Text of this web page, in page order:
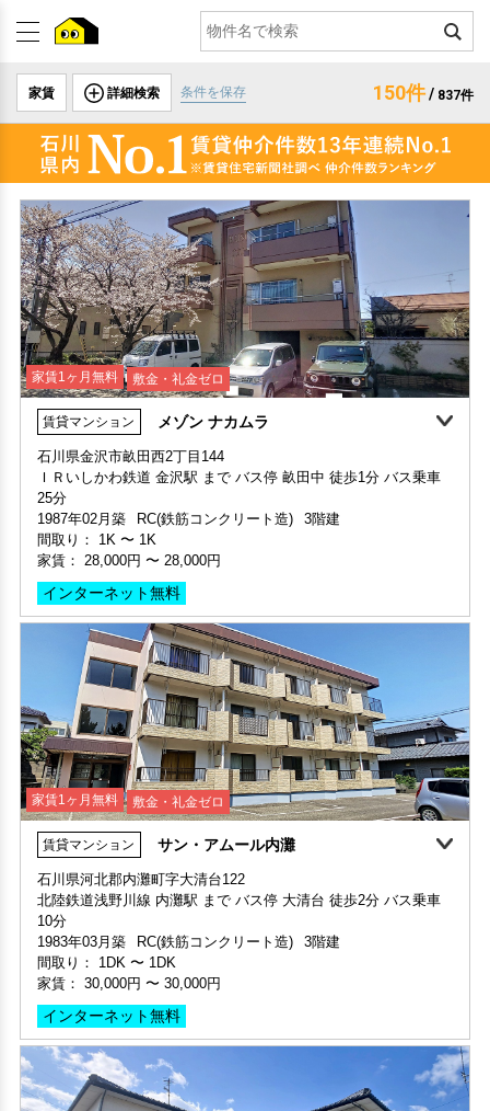
家賃 詳細検索 条件を保存 150件/ 837件
家賃1ヶ月無料 敷金・礼金ゼロ
賃貸マンション メゾン ナカムラ
石川県金沢市畝田西2丁目144
ＩＲいしかわ鉄道 金沢駅 まで バス停 畝田中 徒歩1分 バス乗車
25分
1987年02月築
RC(鉄筋コンクリート造)
3階建
間取り： 1K 〜 1K
家賃： 28,000円 〜 28,000円
インターネット無料
家賃1ヶ月無料 敷金・礼金ゼロ
部屋号数 201号室
家賃 28,000円・共益費 4,000円
階数 2階
間取り 1K・専有面積 20㎡
敷金 - ・礼金 -
保証人不要・代行 インターネット無料
家賃1ヶ月無料 敷金・礼金ゼロ
賃貸マンション サン・アムール内灘
石川県河北郡内灘町字大清台122
北陸鉄道浅野川線 内灘駅 まで バス停 大清台 徒歩2分 バス乗車
10分
1983年03月築
RC(鉄筋コンクリート造)
3階建
間取り： 1DK 〜 1DK
家賃： 30,000円 〜 30,000円
インターネット無料